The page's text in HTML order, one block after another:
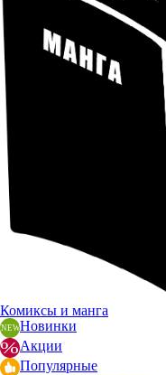
Комиксы и манга
Новинки
Акции
Популярные